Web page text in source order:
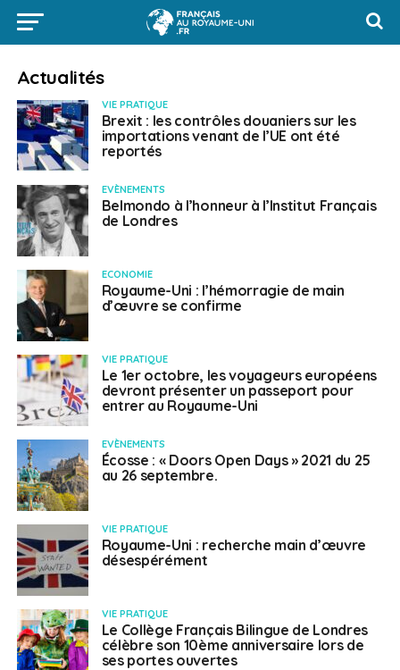
Actualités
VIE PRATIQUE
Brexit : les contrôles douaniers sur les
importations venant de l’UE ont été
reportés
EVÈNEMENTS
Belmondo à l’honneur à l’Institut Français
de Londres
ECONOMIE
Royaume-Uni : l’hémorragie de main
d’œuvre se confirme
VIE PRATIQUE
Le 1er octobre, les voyageurs européens
devront présenter un passeport pour
entrer au Royaume-Uni
EVÈNEMENTS
Écosse : « Doors Open Days » 2021 du 25
au 26 septembre.
VIE PRATIQUE
Royaume-Uni : recherche main d’œuvre
désespérément
VIE PRATIQUE
Le Collège Français Bilingue de Londres
célèbre son 10ème anniversaire lors de
ses portes ouvertes